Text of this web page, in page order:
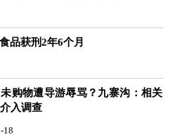
品获刑2年6个月
购物遭导游辱骂？九寨沟：相关
入调查
18